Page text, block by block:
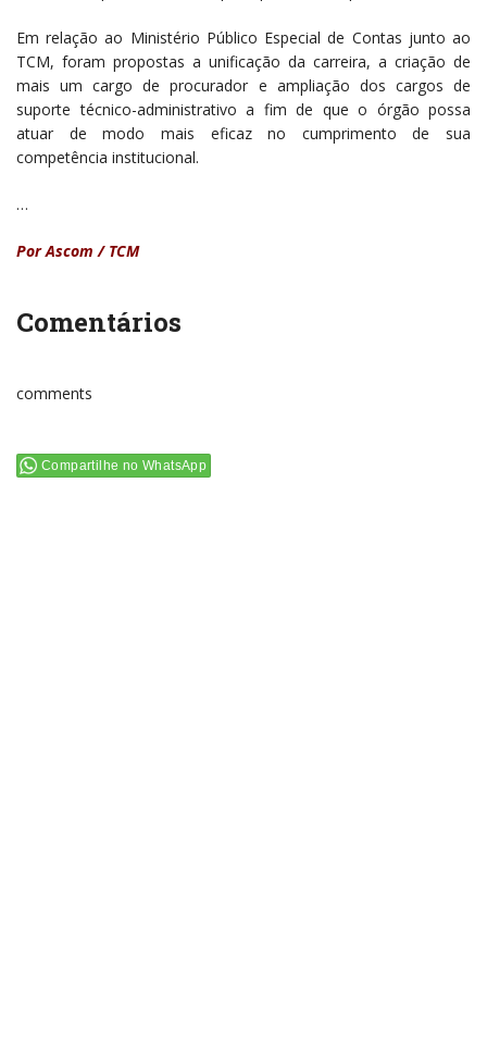
Em relação ao Ministério Público Especial de Contas junto ao
TCM, foram propostas a unificação da carreira, a criação de
mais um cargo de procurador e ampliação dos cargos de
suporte técnico-administrativo a fim de que o órgão possa
atuar de modo mais eficaz no cumprimento de sua
competência institucional.
…
Por Ascom / TCM
Comentários
comments
Compartilhe no WhatsApp